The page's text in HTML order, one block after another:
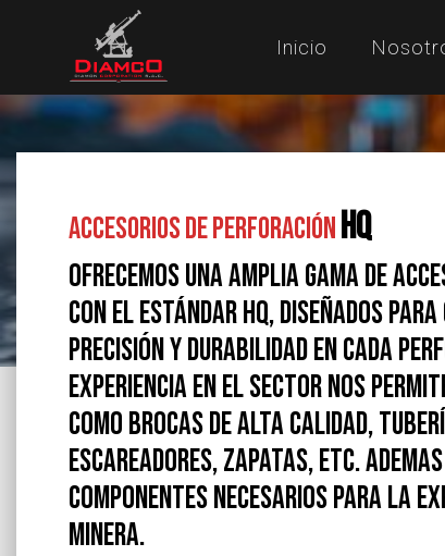
Inicio
Accesorios de PerforaciónHQ
Ofrecemos una amplia gama de
con el estándar HQ, diseñados
precisión y durabilidad en cada
experiencia en el sector nos
como brocas de alta calidad,
escareadores, zapatas, etc.
componentes necesarios para la
minera.